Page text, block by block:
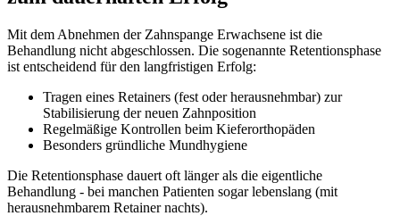
Mit dem Abnehmen der Zahnspange Erwachsene ist die
Behandlung nicht abgeschlossen. Die sogenannte Retentionsphase
ist entscheidend für den langfristigen Erfolg:
Tragen eines Retainers (fest oder herausnehmbar) zur
Stabilisierung der neuen Zahnposition
Regelmäßige Kontrollen beim Kieferorthopäden
Besonders gründliche Mundhygiene
Die Retentionsphase dauert oft länger als die eigentliche
Behandlung - bei manchen Patienten sogar lebenslang (mit
herausnehmbarem Retainer nachts).